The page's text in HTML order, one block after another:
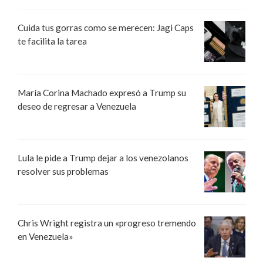
Cuida tus gorras como se merecen: Jagi Caps
te facilita la tarea
María Corina Machado expresó a Trump su
deseo de regresar a Venezuela
Lula le pide a Trump dejar a los venezolanos
resolver sus problemas
Chris Wright registra un «progreso tremendo
en Venezuela»